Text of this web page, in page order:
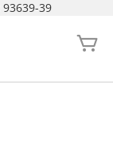
93639-39